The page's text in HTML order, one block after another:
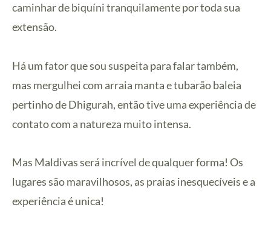
caminhar de biquíni tranquilamente por toda sua
extensão.
Há um fator que sou suspeita para falar também,
mas mergulhei com arraia manta e tubarão baleia
pertinho de Dhigurah, então tive uma experiência de
contato com a natureza muito intensa.
Mas Maldivas será incrível de qualquer forma! Os
lugares são maravilhosos, as praias inesquecíveis e a
experiência é unica!